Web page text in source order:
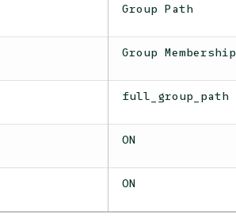
Group Path
Group Membership
full_group_path
ON
ON